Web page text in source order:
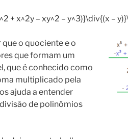
+ x^2y – xy^2 – y^3)}\div{(x –
o quociente e o
que formam um
que é conhecido como
multiplicado pela
ajuda a entender
de polinômios